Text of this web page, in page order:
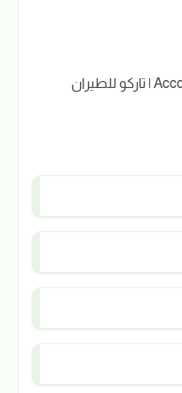
مشرف الحساب Account supervisor | تاركو للطيران